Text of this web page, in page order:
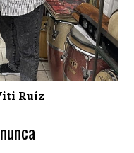
Ruíz